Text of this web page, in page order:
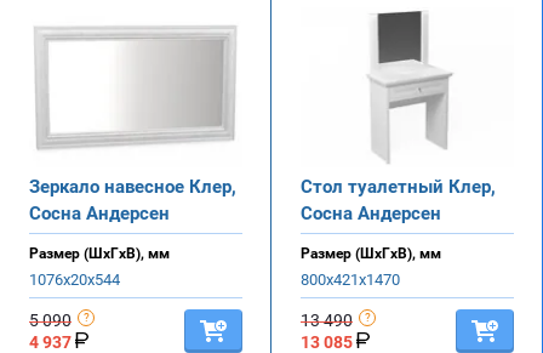
Зеркало навесное Клер,
Сосна Андерсен
Размер (ШхГхВ), мм
1076х20х544
5 090
4 937
Стол туалетный Клер,
Сосна Андерсен
Размер (ШхГхВ), мм
800х421х1470
13 490
13 085